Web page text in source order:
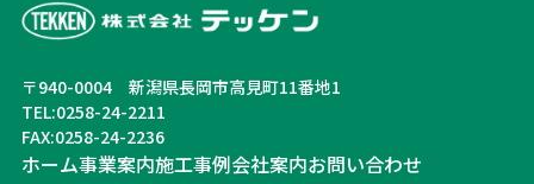
〒940-0004 新潟県長岡市高見町11番地1
TEL:0258-24-2211
FAX:0258-24-2236
ホーム事業案内施工事例会社案内お問い合わせ